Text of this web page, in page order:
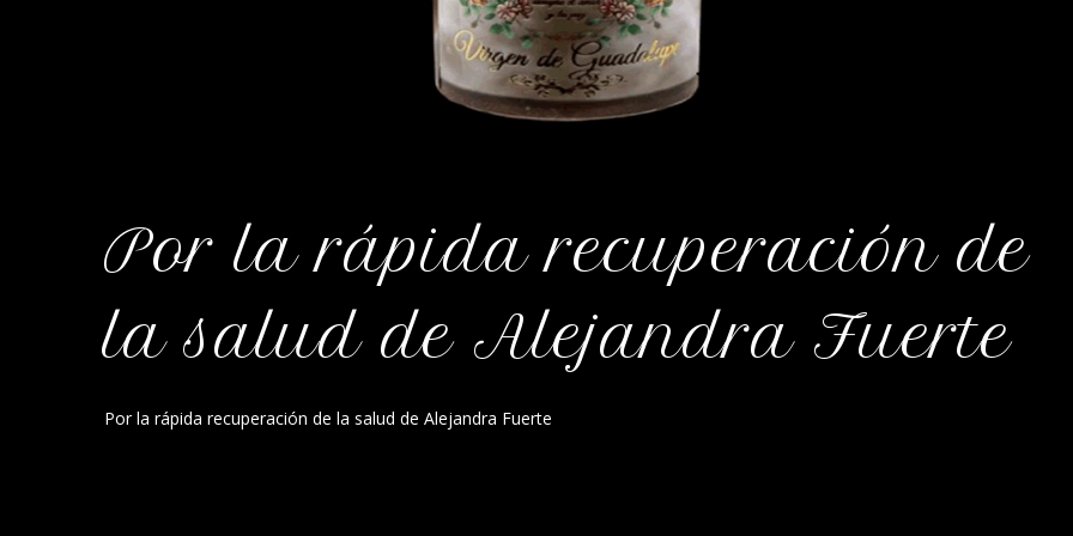
Por la rápida recuperación de
la salud de Alejandra Fuerte
Por la rápida recuperación de la salud de Alejandra Fuerte